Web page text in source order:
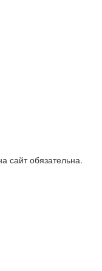
сайт обязательна.